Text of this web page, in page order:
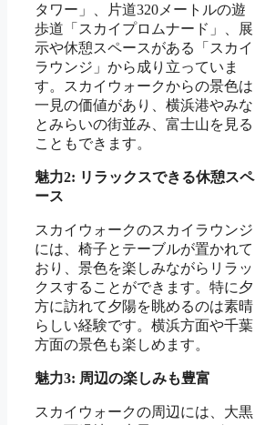
タワー」、片道320メートルの遊
歩道「スカイプロムナード」、展
示や休憩スペースがある「スカイ
ラウンジ」から成り立っていま
す。スカイウォークからの景色は
一見の価値があり、横浜港やみな
とみらいの街並み、富士山を見る
こともできます。
魅力2: リラックスできる休憩スペ
ース
スカイウォークのスカイラウンジ
には、椅子とテーブルが置かれて
おり、景色を楽しみながらリラッ
クスすることができます。特に夕
方に訪れて夕陽を眺めるのは素晴
らしい経験です。横浜方面や千葉
方面の景色も楽しめます。
魅力3: 周辺の楽しみも豊富
スカイウォークの周辺には、大黒